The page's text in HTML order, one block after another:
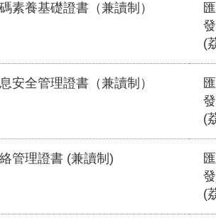
素養基礎證書（兼讀制）
(
安全管理證書（兼讀制）
(
管理證書 (兼讀制)
(